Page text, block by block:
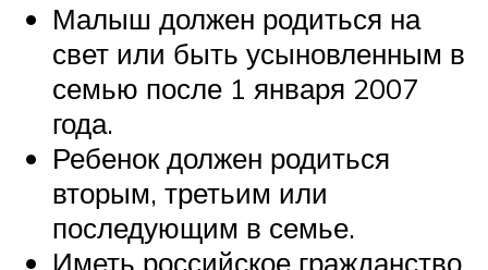
Малыш должен родиться на
свет или быть усыновленным в
семью после 1 января 2007
года.
Ребенок должен родиться
вторым, третьим или
последующим в семье.
Иметь российское гражданство,